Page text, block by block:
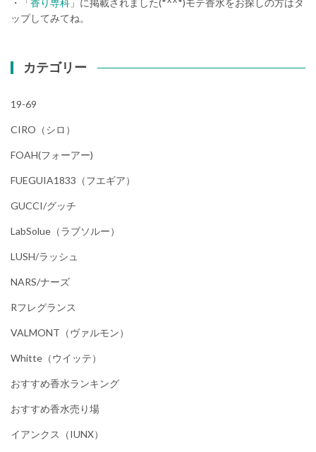
ップしてみてね。
カテゴリー
19-69
CIRO（シロ）
FOAH(フォーアー)
FUEGUIA1833（フエギア）
GUCCI/グッチ
LabSolue（ラブソルー）
LUSH/ラッシュ
NARS/ナーズ
Rフレグランス
VALMONT（ヴァルモン）
Whitte（ウイッテ）
おすすめ香水ランキング
おすすめ香水売り場
イアンクス（IUNX）